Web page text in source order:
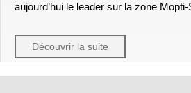
aujourd’hui le leader sur la zone
Découvrir la suite